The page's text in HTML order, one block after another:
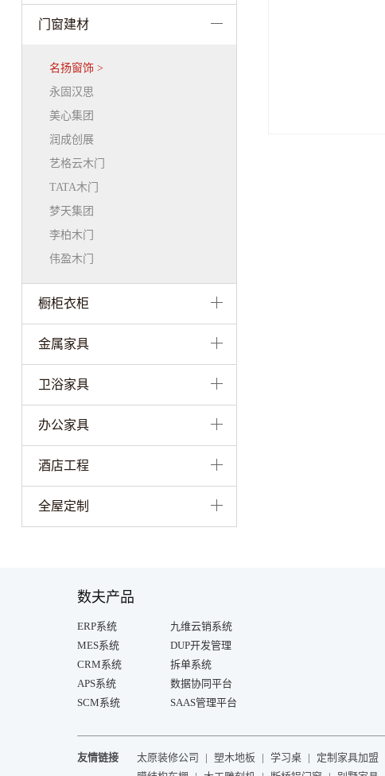
门窗建材
名扬窗饰 >
永固汉思
美心集团
润成创展
艺格云木门
TATA木门
梦天集团
李柏木门
伟盈木门
橱柜衣柜
金属家具
卫浴家具
办公家具
酒店工程
全屋定制
数夫产品
ERP系统
MES系统
CRM系统
APS系统
SCM系统
九维云销系统
DUP开发管理
拆单系统
数据协同平台
SAAS管理平台
友情链接 太原装修公司 | 塑木地板 | 学习桌 | 定制家具加盟